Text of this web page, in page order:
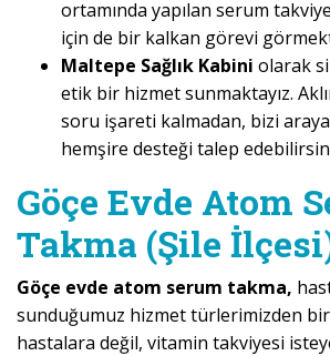
ortamında yapılan serum
için de bir kalkan görevi
Maltepe Sağlık Kabini olarak
etik bir hizmet sunmaktayız.
soru işareti kalmadan, bizi
hemşire desteği talep
Göçe Evde Atom
Takma (Şile
Göçe evde atom serum takma,
sunduğumuz hizmet türlerimizden
hastalara değil, vitamin takviyesi